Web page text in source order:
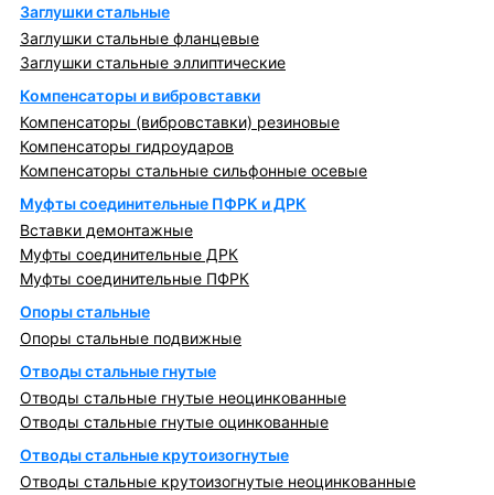
Заглушки стальные
Заглушки стальные фланцевые
Заглушки стальные эллиптические
Компенсаторы и вибровставки
Компенсаторы (вибровставки) резиновые
Компенсаторы гидроударов
Компенсаторы стальные сильфонные осевые
Муфты соединительные ПФРК и ДРК
Вставки демонтажные
Муфты соединительные ДРК
Муфты соединительные ПФРК
Опоры стальные
Опоры стальные подвижные
Отводы стальные гнутые
Отводы стальные гнутые неоцинкованные
Отводы стальные гнутые оцинкованные
Отводы стальные крутоизогнутые
Отводы стальные крутоизогнутые неоцинкованные